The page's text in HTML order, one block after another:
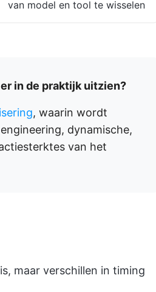
van model en tool te wisselen
in de praktijk uitzien?
, waarin wordt
dynamische,
van het
maar verschillen in timing